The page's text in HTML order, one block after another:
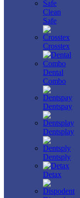
Clean
Safe
Crosstex
Dental
Combo
Dentspay
Dentsplay
Dentsply
Detax